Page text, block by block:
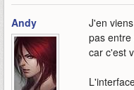
Andy
J'en
pas entre
car c'est